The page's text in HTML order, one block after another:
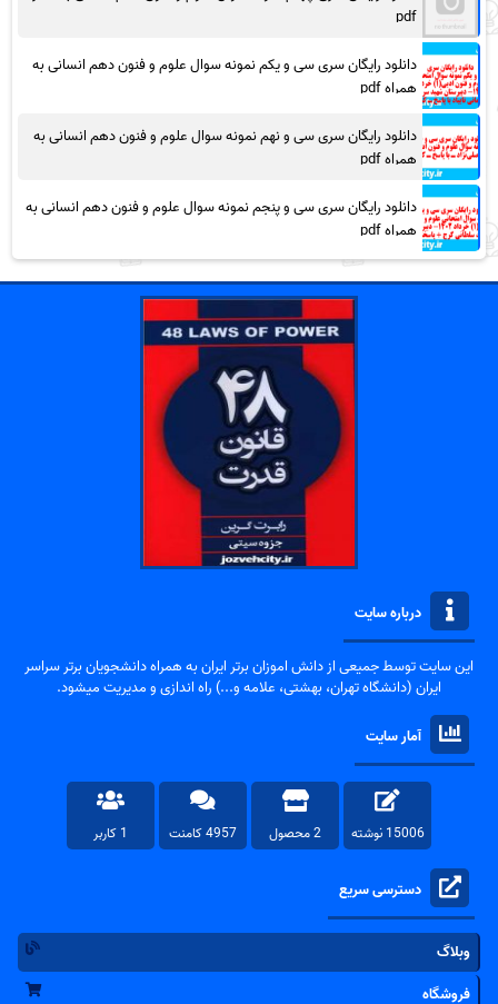
pdf
دانلود رایگان سری سی و یکم نمونه سوال علوم و فنون دهم انسانی به
همراه pdf
دانلود رایگان سری سی و نهم نمونه سوال علوم و فنون دهم انسانی به
همراه pdf
دانلود رایگان سری سی و پنجم نمونه سوال علوم و فنون دهم انسانی به
همراه pdf
درباره سایت
این سایت توسط جمیعی از دانش اموزان برتر ایران به همراه دانشجویان برتر سراسر
ایران (دانشگاه تهران، بهشتی، علامه و...) راه اندازی و مدیریت میشود.
آمار سایت
15006 نوشته 2 محصول 4957 کامنت 1 کاربر
دسترسی سریع
وبلاگ
فروشگاه